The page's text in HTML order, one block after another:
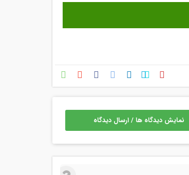
نمایش دیدگاه ها / ارسال دیدگاه